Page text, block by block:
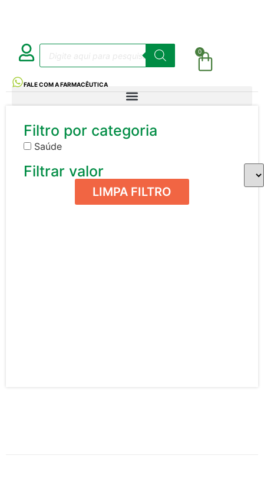
0
FALE COM A FARMACÊUTICA
Filtro por categoria
Saúde
Filtrar valor
LIMPA FILTRO